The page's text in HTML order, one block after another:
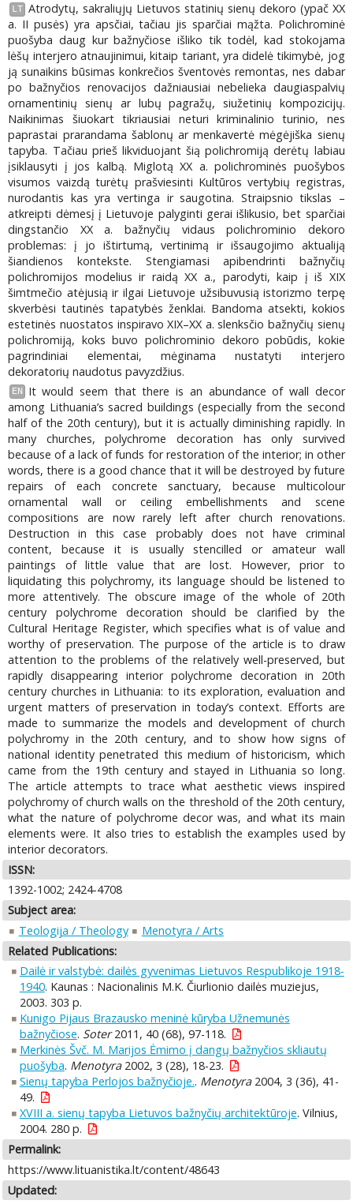
LT Atrodytų, sakraliųjų Lietuvos statinių sienų dekoro (ypač XX
a. II pusės) yra apsčiai, tačiau jis sparčiai mąžta. Polichrominė
puošyba daug kur bažnyčiose išliko tik todėl, kad stokojama
lėšų interjero atnaujinimui, kitaip tariant, yra didelė tikimybė, jog
ją sunaikins būsimas konkrečios šventovės remontas, nes dabar
po bažnyčios renovacijos dažniausiai nebelieka daugiaspalvių
ornamentinių sienų ar lubų pagražų, siužetinių kompozicijų.
Naikinimas šiuokart tikriausiai neturi kriminalinio turinio, nes
paprastai prarandama šablonų ar menkavertė mėgėjiška sienų
tapyba. Tačiau prieš likviduojant šią polichromiją derėtų labiau
įsiklausyti į jos kalbą. Miglotą XX a. polichrominės puošybos
visumos vaizdą turėtų prašviesinti Kultūros vertybių registras,
nurodantis kas yra vertinga ir saugotina. Straipsnio tikslas –
atkreipti dėmesį į Lietuvoje palyginti gerai išlikusio, bet sparčiai
dingstančio XX a. bažnyčių vidaus polichrominio dekoro
problemas: į jo ištirtumą, vertinimą ir išsaugojimo aktualiją
šiandienos kontekste. Stengiamasi apibendrinti bažnyčių
polichromijos modelius ir raidą XX a., parodyti, kaip į iš XIX
šimtmečio atėjusią ir ilgai Lietuvoje užsibuvusią istorizmo terpę
skverbėsi tautinės tapatybės ženklai. Bandoma atsekti, kokios
estetinės nuostatos inspiravo XIX–XX a. slenksčio bažnyčių sienų
polichromiją, koks buvo polichrominio dekoro pobūdis, kokie
pagrindiniai elementai, mėginama nustatyti interjero
dekoratorių naudotus pavyzdžius.
EN
It would seem that there is an abundance of wall decor
among Lithuania’s sacred buildings (especially from the second
half of the 20th century), but it is actually diminishing rapidly. In
many churches, polychrome decoration has only survived
because of a lack of funds for restoration of the interior; in other
words, there is a good chance that it will be destroyed by future
repairs of each concrete sanctuary, because multicolour
ornamental wall or ceiling embellishments and scene
compositions are now rarely left after church renovations.
Destruction in this case probably does not have criminal
content, because it is usually stencilled or amateur wall
paintings of little value that are lost. However, prior to
liquidating this polychromy, its language should be listened to
more attentively. The obscure image of the whole of 20th
century polychrome decoration should be clarified by the
Cultural Heritage Register, which specifies what is of value and
worthy of preservation. The purpose of the article is to draw
attention to the problems of the relatively well-preserved, but
rapidly disappearing interior polychrome decoration in 20th
century churches in Lithuania: to its exploration, evaluation and
urgent matters of preservation in today’s context. Efforts are
made to summarize the models and development of church
polychromy in the 20th century, and to show how signs of
national identity penetrated this medium of historicism, which
came from the 19th century and stayed in Lithuania so long.
The article attempts to trace what aesthetic views inspired
polychromy of church walls on the threshold of the 20th century,
what the nature of polychrome decor was, and what its main
elements were. It also tries to establish the examples used by
interior decorators.
ISSN:
1392-1002; 2424-4708
Subject area:
Teologija / Theology
Menotyra / Arts
Related Publications:
Dailė ir valstybė: dailės gyvenimas Lietuvos Respublikoje 1918-
1940. Kaunas : Nacionalinis M.K. Čiurlionio dailės muziejus,
2003. 303 p.
Kunigo Pijaus Brazausko meninė kūryba Užnemunės
bažnyčiose. Soter2011, 40 (68), 97-118.
Merkinės Švč. M. Marijos Ėmimo į dangų bažnyčios skliautų
puošyba. Menotyra2002, 3 (28), 18-23.
Sienų tapyba Perlojos bažnyčioje.. Menotyra2004, 3 (36), 41-
49.
XVIII a. sienų tapyba Lietuvos bažnyčių architektūroje. Vilnius,
2004. 280 p.
Permalink:
https://www.lituanistika.lt/content/48643
Updated: